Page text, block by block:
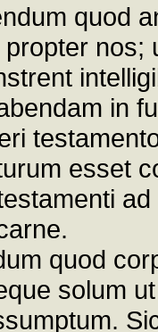
quod
nos;
in
esset
quod
solum